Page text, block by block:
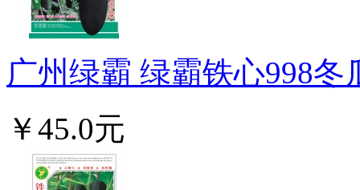
广州绿霸 绿霸铁心998
￥45.0元